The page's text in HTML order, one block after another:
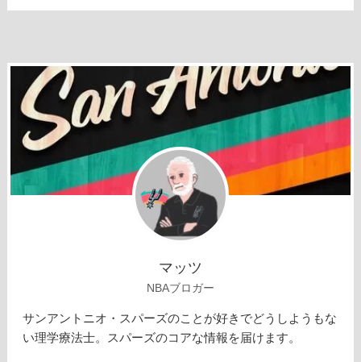
マッツ
NBAブロガー
サンアントニオ・スパーズのことが好きでどうしようもな
い理学療法士。スパーズのコアな情報を届けます。